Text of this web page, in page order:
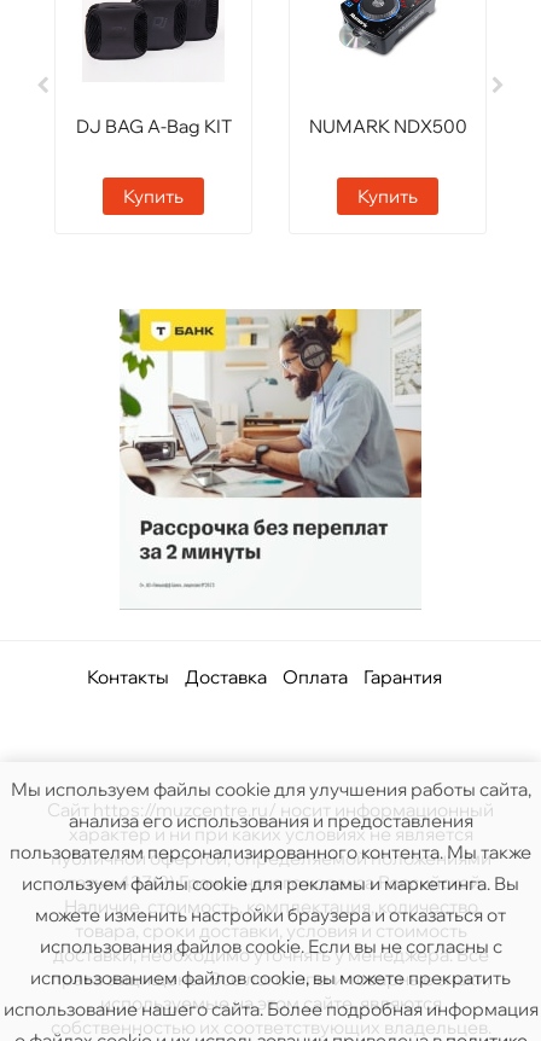
DJ BAG A-Bag KIT
Купить
NUMARK NDX500
Купить
Контакты Доставка Оплата Гарантия
Сайт https://muzcentre.ru/ носит информационный
характер и ни при каких условиях не является
публичной офертой, определяемой положениями
статьи 437(2) Гражданского кодекса Российской.
Наличие, стоимость, комплектация, количество
товара, сроки доставки, условия и стоимость
доставки, необходимо уточнять у менеджера. Все
права защищены. Все логотипы и товарные знаки,
используемые на этом сайте, являются
собственностью их соответствующих владельцев.
Мы используем файлы cookie для улучшения работы сайта,
анализа его использования и предоставления
пользователям персонализированного контента. Мы также
используем файлы cookie для рекламы и маркетинга. Вы
можете изменить настройки браузера и отказаться от
использования файлов cookie. Если вы не согласны с
использованием файлов cookie, вы можете прекратить
использование нашего сайта. Более подробная информация